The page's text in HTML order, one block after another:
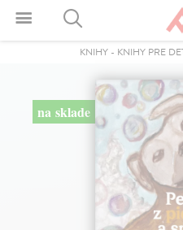
KNIHY - KNIHY PRE
na sklade